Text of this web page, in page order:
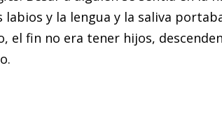
y la lengua y la saliva
el fin no era tener hijos,